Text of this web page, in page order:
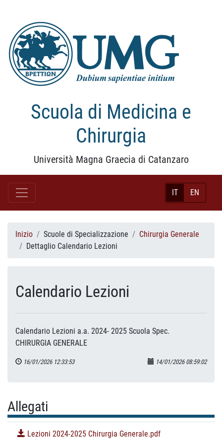
Scuola di Medicina e
Chirurgia
Università Magna Graecia di Catanzaro
IT EN
Inizio Scuole di Specializzazione
Chirurgia Generale
Dettaglio Calendario Lezioni
Calendario Lezioni
Calendario Lezioni a.a. 2024- 2025 Scuola Spec.
CHIRURGIA GENERALE
16/01/2026 12:33:53 14/01/2026 08:59:02
Allegati
Lezioni 2024-2025 Chirurgia Generale.pdf